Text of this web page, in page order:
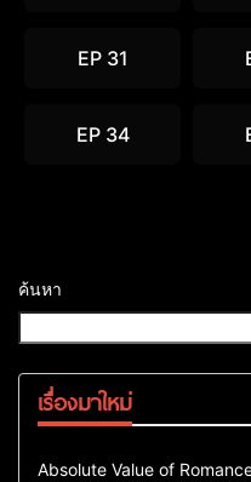
EP 31
EP 34
ค้นหา
เรื่องมาใหม่
Comedy
Drama
Absolute Value of